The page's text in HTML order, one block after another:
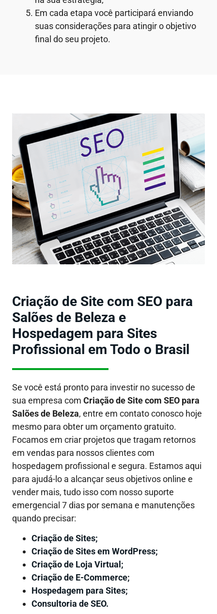
Em cada etapa você participará enviando
suas considerações para atingir o objetivo
final do seu projeto.
Criação de Site com SEO para
Salões de Beleza e
Hospedagem para Sites
Profissional em Todo o Brasil
Se você está pronto para investir no sucesso de
sua empresa com Criação de Site com SEO para
Salões de Beleza, entre em contato conosco hoje
mesmo para obter um orçamento gratuito.
Focamos em criar projetos que tragam retornos
em vendas para nossos clientes com
hospedagem profissional e segura. Estamos aqui
para ajudá-lo a alcançar seus objetivos online e
vender mais, tudo isso com nosso suporte
emergencial 7 dias por semana e manutenções
quando precisar:
Criação de Sites;
Criação de Sites em WordPress;
Criação de Loja Virtual;
Criação de E-Commerce;
Hospedagem para Sites;
Consultoria de SEO.